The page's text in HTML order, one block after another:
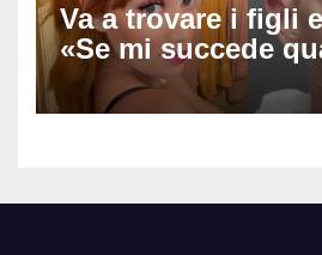
Va a trovare i figli
«Se mi succede
stato lui», Tatiana
trovata morta a